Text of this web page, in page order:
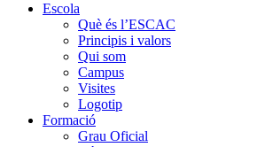
Escola
Què és l’ESCAC
Principis i valors
Qui som
Campus
Visites
Logotip
Formació
Grau Oficial